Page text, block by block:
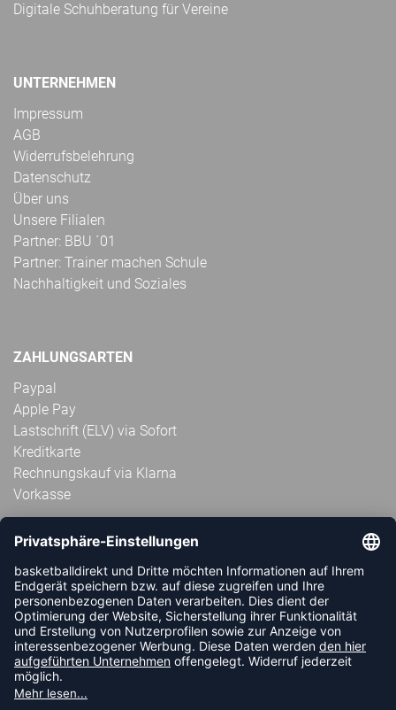
Digitale Schuhberatung für Vereine
UNTERNEHMEN
Impressum
AGB
Widerrufsbelehrung
Datenschutz
Über uns
Unsere Filialen
Partner: BBU ´01
Partner: Trainer machen Schule
Nachhaltigkeit und Soziales
ZAHLUNGSARTEN
Paypal
Apple Pay
Lastschrift (ELV) via Sofort
Kreditkarte
Rechnungskauf via Klarna
Vorkasse
ABONNIERE JETZT DEN KOSTENLOSEN
HANDBALLDIREKT-NEWSLETTER UND VERPASSE KEINE
NEUIGKEIT ODER AKTION MEHR.
JETZT ANMELDEN